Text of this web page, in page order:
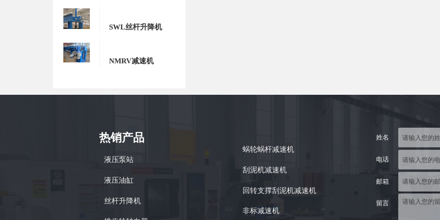
SWL丝杆升降机
NMRV减速机
热销产品
液压泵站
液压油缸
丝杆升降机
蜗轮蜗杆减速机
刮泥机减速机
回转支撑刮泥机减速机
非标减速机
姓名
电话
邮箱
留言